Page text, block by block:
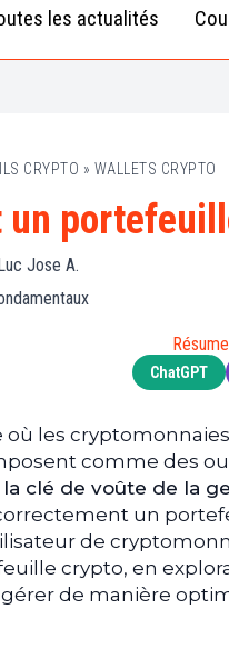
les actualités
CRYPTO » WALLETS CRYPTO
Jose A.
ChatGPT
où les
comme des
la clé de voûte de la
un
de
crypto, en
de manière